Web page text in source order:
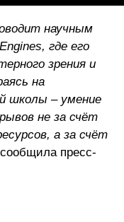
научным
где его
зрения и
на
школы – умение
не за счёт
а за счёт
пресс-